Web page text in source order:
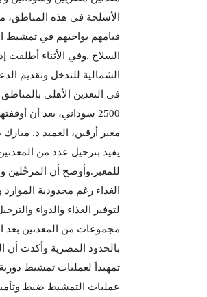
الأسلحة في هذه المناطق،
قيامهم بواجبهم في تمشيط
السلاح .وفي الأثناء أطلقت
الشمالية للتدخل وتقديم
2500 سوداني، بعد أن
معبر أرقين، العميد د.
يفيد بترحيل عدد من
للمعبر.وأوضح أن المرحّلين
الغذاء رغم محدودية
لتوفير الغذاء والدواء
مجموعات من المعدنين بعد
بالحدود المصرية وأكدت أن
تمهيداً لعمليات تمشيط
عمليات التمشيط ضبط وتأمين